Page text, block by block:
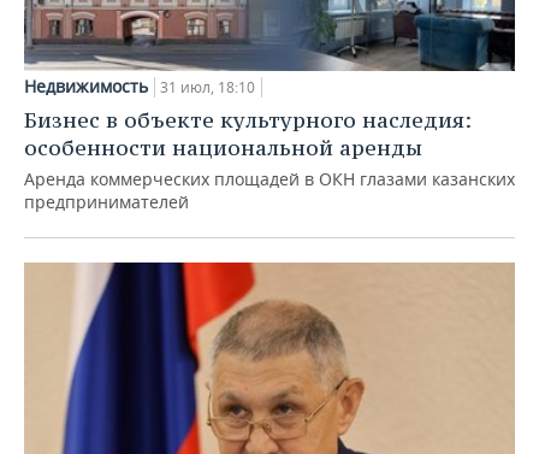
Недвижимость 31 июл, 18:10
Бизнес в объекте культурного наследия:
особенности национальной аренды
Аренда коммерческих площадей в ОКН глазами казанских
предпринимателей